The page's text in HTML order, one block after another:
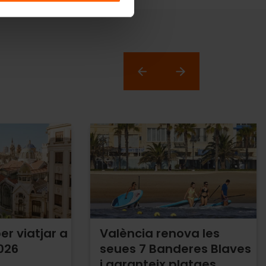
viatjar a
València renova les
seues 7 Banderes Blaves